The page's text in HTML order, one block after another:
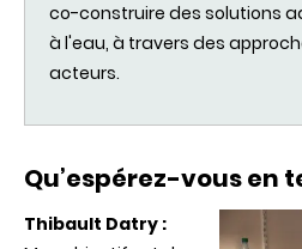
co-construire des solutions
à l'eau, à travers des
acteurs.
Qu’espérez-vous en
Thibault Datry :